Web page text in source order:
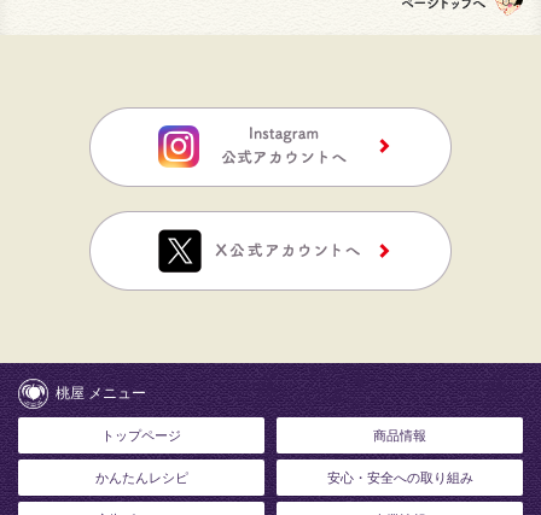
桃屋 メニュー
トップページ 商品情報
かんたんレシピ 安心・安全への取り組み